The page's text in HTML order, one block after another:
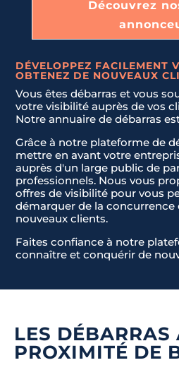
Découvrez
DÉVELOPPEZ FACILEMENT
OBTENEZ DE NOUVEAUX
Vous êtes débarras et vous
votre visibilité auprès de vos
Notre annuaire de débarras
Grâce à notre plateforme de
mettre en avant votre
auprès d'un large public de
professionnels. Nous vous
offres de visibilité pour vous
démarquer de la concurrence
nouveaux clients.
Faites confiance à notre
connaître et conquérir de
LES DÉBARRAS
PROXIMITÉ DE
JE NE SAIS
t
t
s
+
Envoyer la demande